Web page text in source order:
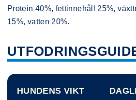
Protein 40%, fettinnehåll 25%,
15%, vatten 20%.
HUNDENS VIKT